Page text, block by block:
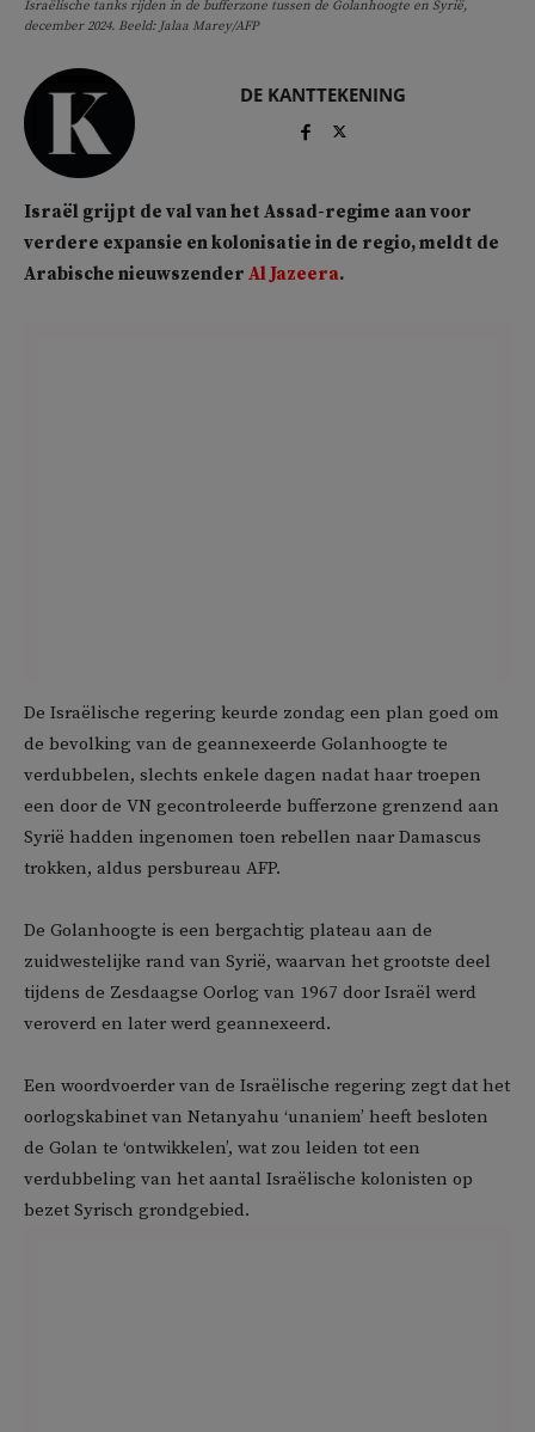
Israëlische tanks rijden in de bufferzone tussen de Golanhoogte en Syrië,
december 2024. Beeld: Jalaa Marey/AFP
DE KANTTEKENING
Israël grijpt de val van het Assad-regime aan voor
verdere expansie en kolonisatie in de regio, meldt de
Arabische nieuwszender Al Jazeera.
De Israëlische regering keurde zondag een plan goed om
de bevolking van de geannexeerde Golanhoogte te
verdubbelen, slechts enkele dagen nadat haar troepen
een door de VN gecontroleerde bufferzone grenzend aan
Syrië hadden ingenomen toen rebellen naar Damascus
trokken, aldus persbureau AFP.
De Golanhoogte is een bergachtig plateau aan de
zuidwestelijke rand van Syrië, waarvan het grootste deel
tijdens de Zesdaagse Oorlog van 1967 door Israël werd
veroverd en later werd geannexeerd.
Een woordvoerder van de Israëlische regering zegt dat het
oorlogskabinet van Netanyahu ‘unaniem’ heeft besloten
de Golan te ‘ontwikkelen’, wat zou leiden tot een
verdubbeling van het aantal Israëlische kolonisten op
bezet Syrisch grondgebied.